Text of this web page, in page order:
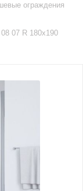
ограждения
07 R 180х190